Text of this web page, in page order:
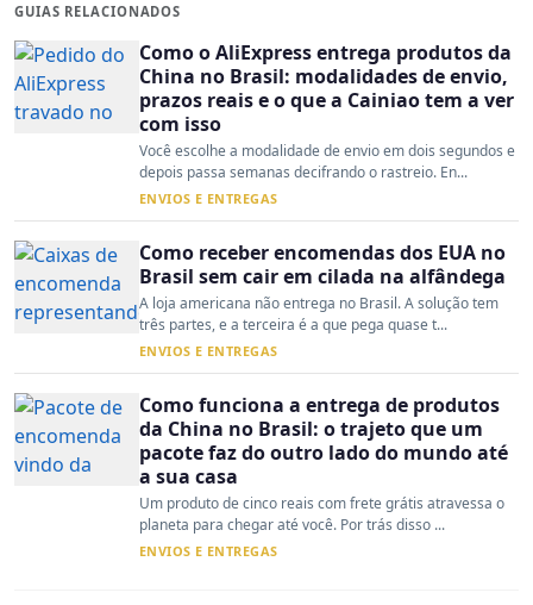
GUIAS RELACIONADOS
Como o AliExpress entrega produtos da
China no Brasil: modalidades de envio,
prazos reais e o que a Cainiao tem a ver
com isso
Você escolhe a modalidade de envio em dois segundos e
depois passa semanas decifrando o rastreio. En...
ENVIOS E ENTREGAS
Como receber encomendas dos EUA no
Brasil sem cair em cilada na alfândega
A loja americana não entrega no Brasil. A solução tem
três partes, e a terceira é a que pega quase t...
ENVIOS E ENTREGAS
Como funciona a entrega de produtos
da China no Brasil: o trajeto que um
pacote faz do outro lado do mundo até
a sua casa
Um produto de cinco reais com frete grátis atravessa o
planeta para chegar até você. Por trás disso ...
ENVIOS E ENTREGAS